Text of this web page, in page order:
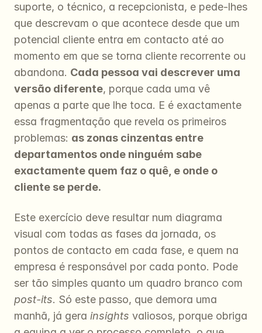
suporte, o técnico, a recepcionista, e pede-lhes
que descrevam o que acontece desde que um
potencial cliente entra em contacto até ao
momento em que se torna cliente recorrente ou
abandona. Cada pessoa vai descrever uma
versão diferente, porque cada uma vê
apenas a parte que lhe toca. E é exactamente
essa fragmentação que revela os primeiros
problemas: as zonas cinzentas entre
departamentos onde ninguém sabe
exactamente quem faz o quê, e onde o
cliente se perde.
Este exercício deve resultar num diagrama
visual com todas as fases da jornada, os
pontos de contacto em cada fase, e quem na
empresa é responsável por cada ponto. Pode
post-its. Só este passo, que demora uma
manhã, já gera insights valiosos, porque obriga